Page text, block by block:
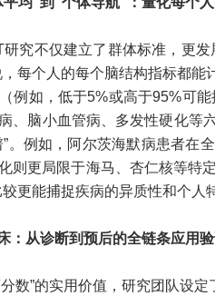
研究不仅建立了群体标准，更
，每个人的每个脑结构指标都
例如，低于5%或高于95%可
、脑小血管病、多发性硬化等
”。例如，阿尔茨海默病患者在
则更局限于海马、杏仁核等特
更能捕捉疾病的异质性和个人
：从诊断到预后的全链条应用
数”的实用价值，研究团队设定